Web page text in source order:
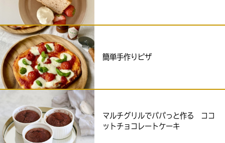
簡単手作りピザ
マルチグリルでパパっと作る ココ
ットチョコレートケーキ